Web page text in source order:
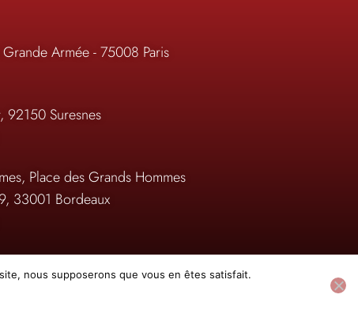
Armée - 75008 Paris
92150 Suresnes
Place des Grands Hommes
33001 Bordeaux
nous supposerons que vous en êtes satisfait.